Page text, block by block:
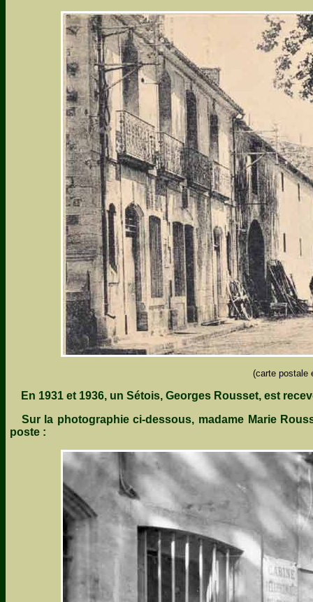
(carte postale
En 1931 et 1936, un Sétois, Georges Rousset, est
Sur la photographie ci-dessous, madame Marie
poste :